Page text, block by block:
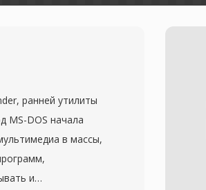
ранней утилиты
MS-DOS начала
в массы,
и